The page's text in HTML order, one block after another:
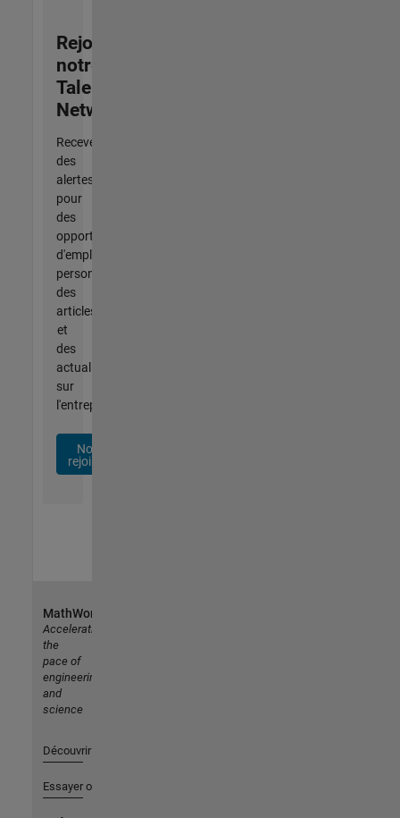
Rejoignez
notre
Talent
Network
Recevez
des
alertes
pour
des
opportunités
d'emploi
personnalisées,
des
articles
et
des
actualités
sur
l'entreprise.
Nous
rejoindre
MathWorks
Accelerating
the
pace of
engineering
and
science
Découvrir les produits
Essayer ou acheter